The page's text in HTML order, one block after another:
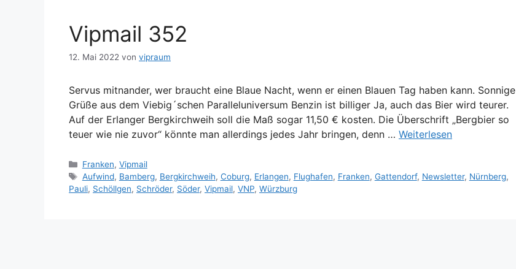
Vipmail 352
12. Mai 2022 von vipraum
Servus mitnander, wer braucht eine Blaue Nacht, wenn er einen Blauen Tag haben kann. Sonnige
Grüße aus dem Viebig´schen Paralleluniversum Benzin ist billiger Ja, auch das Bier wird teurer.
Auf der Erlanger Bergkirchweih soll die Maß sogar 11,50 € kosten. Die Überschrift „Bergbier so
teuer wie nie zuvor“ könnte man allerdings jedes Jahr bringen, denn … Weiterlesen
Kategorien
Franken, Vipmail
Schlagwörter
Aufwind, Bamberg, Bergkirchweih, Coburg, Erlangen, Flughafen, Franken, Gattendorf, Newsletter, Nürnberg,
Pauli, Schöllgen, Schröder, Söder, Vipmail, VNP, Würzburg